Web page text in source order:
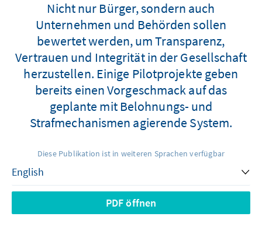
Nicht nur Bürger, sondern auch
Unternehmen und Behörden sollen
bewertet werden, um Transparenz,
Vertrauen und Integrität in der Gesellschaft
herzustellen. Einige Pilotprojekte geben
bereits einen Vorgeschmack auf das
geplante mit Belohnungs- und
Strafmechanismen agierende System.
Diese Publikation ist in weiteren Sprachen verfügbar
PDF öffnen